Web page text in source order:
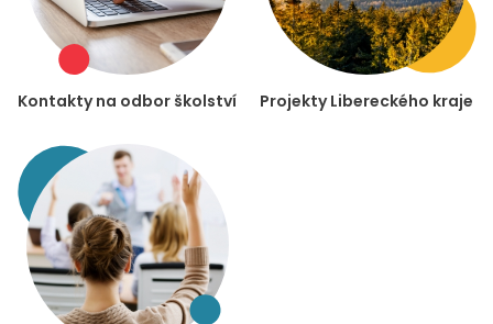
Kontakty na odbor školství Projekty Libereckého kraje